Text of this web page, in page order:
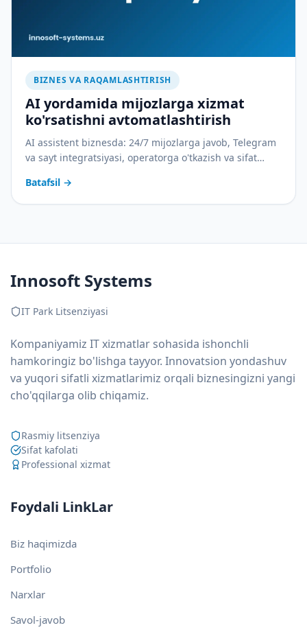
BIZNES VA RAQAMLASHTIRISH
AI yordamida mijozlarga xizmat
ko'rsatishni avtomatlashtirish
AI assistent biznesda: 24/7 mijozlarga javob, Telegram
va sayt integratsiyasi, operatorga o'tkazish va sifat
Batafsil →
Innosoft Systems
IT Park Litsenziyasi
Kompaniyamiz IT xizmatlar sohasida ishonchli
hamkoringiz bo'lishga tayyor. Innovatsion yondashuv
va yuqori sifatli xizmatlarimiz orqali biznesingizni yangi
cho'qqilarga olib chiqamiz.
Rasmiy litsenziya
Sifat kafolati
Professional xizmat
Foydali LinkLar
Biz haqimizda
Portfolio
Narxlar
Savol-javob